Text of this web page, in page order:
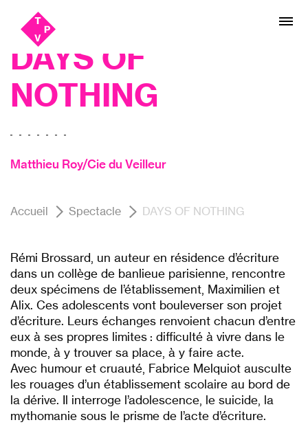
Aller
au
menu
Aller au
contenu
Théâtre
DAYS OF
NOTHING
Matthieu Roy/Cie du Veilleur
Accueil Spectacle DAYS OF NOTHING
Rémi Brossard, un auteur en résidence d’écriture
dans un collège de banlieue parisienne, rencontre
deux spécimens de l’établissement, Maximilien et
Alix. Ces adolescents vont bouleverser son projet
d’écriture. Leurs échanges renvoient chacun d’entre
eux à ses propres limites : difficulté à vivre dans le
monde, à y trouver sa place, à y faire acte.
Avec humour et cruauté, Fabrice Melquiot ausculte
les rouages d’un établissement scolaire au bord de
la dérive. Il interroge l’adolescence, le suicide, la
mythomanie sous le prisme de l’acte d’écriture.